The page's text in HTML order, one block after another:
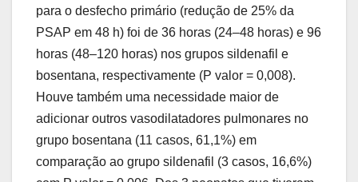
para o desfecho primário (redução de 25% da
PSAP em 48 h) foi de 36 horas (24–48 horas) e 96
horas (48–120 horas) nos grupos sildenafil e
bosentana, respectivamente (P valor = 0,008).
Houve também uma necessidade maior de
adicionar outros vasodilatadores pulmonares no
grupo bosentana (11 casos, 61,1%) em
comparação ao grupo sildenafil (3 casos, 16,6%)